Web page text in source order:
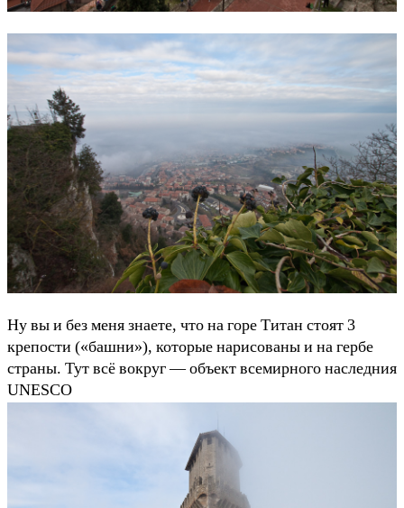
Ну вы и без меня знаете, что на горе Титан стоят 3
крепости («башни»), которые нарисованы и на гербе
страны. Тут всё вокруг — объект всемирного наследния
UNESCO